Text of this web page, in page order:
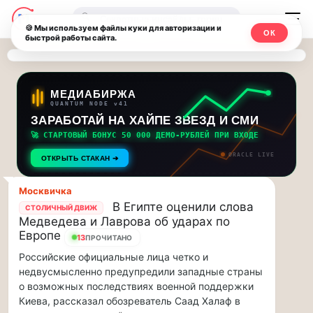
Последние
новости
и
обновления
потока:
Друзья,
приглашаем
на
музыкальную
прогулку
по
Москве
Чайковского!…
Друзья,
приглашаем
на
музыкальную
Москвичи.net
—
Главный
столичный
чат-
мессенджер,
новости
и
инсайды
Москвы
🔍
МЕДИАБИРЖА
QUANTUM NODE v41
ЗАРАБОТАЙ НА ХАЙПЕ ЗВЕЗД И СМИ
🚀 СТАРТОВЫЙ БОНУС 50 000 ДЕМО-РУБЛЕЙ ПРИ ВХОДЕ
ОТКРЫТЬ СТАКАН ➔ ORACLE LIVE
Москвичка
СТОЛИЧНЫЙ ДВИЖ
В Египте оценили слова
Медведева и Лаврова об ударах по
Европе
13ПРОЧИТАНО
Российские официальные лица четко и
недвусмысленно предупредили западные страны
о возможных последствиях военной поддержки
Киева, рассказал обозреватель Саад Халаф в
🍪 Мы используем файлы куки для авторизации и
быстрой работы сайта.
ОК